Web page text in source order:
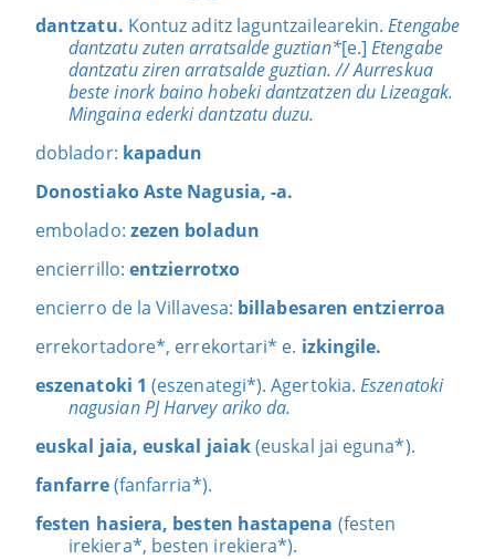
dantzatu. Kontuz aditz laguntzailearekin.Etengabe
dantzatu zuten arratsalde guztian*[e.]Etengabe
dantzatu ziren arratsalde guztian. // Aurreskua
beste inork baino hobeki dantzatzen du Lizeagak.
Mingaina ederki dantzatu duzu.
doblador: kapadun
Donostiako Aste Nagusia, -a.
embolado: zezen boladun
encierrillo:entzierrotxo
encierro de la Villavesa: billabesaren entzierroa
errekortadore*, errekortari* e. izkingile.
eszenatoki 1 (eszenategi*). Agertokia.Eszenatoki
nagusian PJ Harvey ariko da.
euskal jaia, euskal jaiak(euskal jai eguna*).
fanfarre(fanfarria*).
festen hasiera, besten hastapena (festen
irekiera*, besten irekiera*).